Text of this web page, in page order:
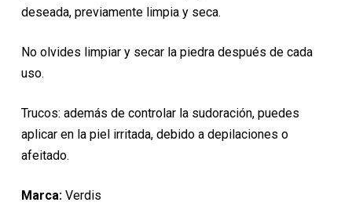
deseada, previamente limpia y seca.
No olvides limpiar y secar la piedra después de cada
uso.
Trucos: además de controlar la sudoración, puedes
aplicar en la piel irritada, debido a depilaciones o
afeitado.
Marca:Verdis